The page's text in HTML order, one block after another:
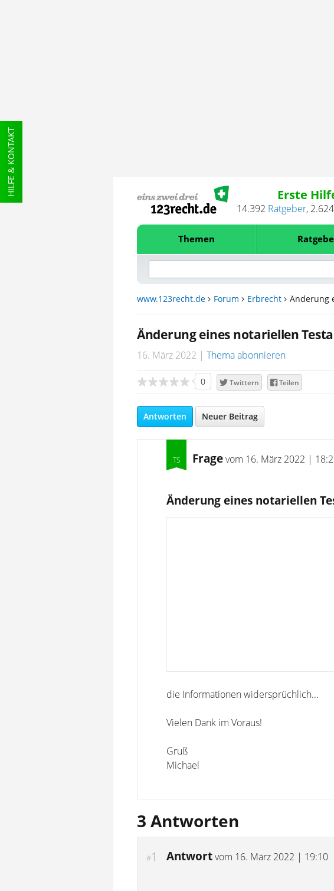
HILFE & KONTAKT Erste
14.392 Ratgeber,
Themen
www.123recht.de Forum Erbrecht Änderung
Änderung eines notariellen
16. März 2022 Thema abonnieren
0 Twittern Teilen
Antworten Neuer Beitrag
Fragevom 16. März 2022 |
Änderung eines notariellen
die Informationen widersprüchlich...
Vielen Dank im Voraus!
Gruß
Michael
3 Antworten
#1 Antwortvom 16. März 2022 | 19:10